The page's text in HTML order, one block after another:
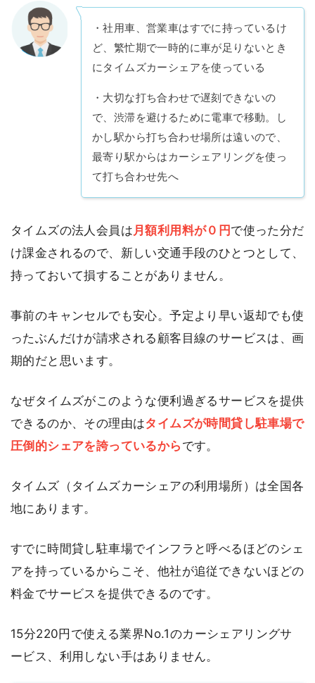
・社用車、営業車はすでに持っているけ
ど、繁忙期で一時的に車が足りないとき
にタイムズカーシェアを使っている
・大切な打ち合わせで遅刻できないの
で、渋滞を避けるために電車で移動。し
かし駅から打ち合わせ場所は遠いので、
最寄り駅からはカーシェアリングを使っ
て打ち合わせ先へ
タイムズの法人会員は月額利用料が０円 で使った分だ
け課金されるので、新しい交通手段のひとつとして、
持っておいて損することがありません。
事前のキャンセルでも安心。予定より早い返却でも使
ったぶんだけが請求される顧客目線のサービスは、画
期的だと思います。
なぜタイムズがこのような便利過ぎるサービスを提供
できるのか、その理由はタイムズが時間貸し駐車場で
圧倒的シェアを誇っているから です。
タイムズ（タイムズカーシェアの利用場所）は全国各
地にあります。
すでに時間貸し駐車場でインフラと呼べるほどのシェ
アを持っているからこそ、他社が追従できないほどの
料金でサービスを提供できるのです。
15分220円で使える業界No.1のカーシェアリングサ
ービス、利用しない手はありません。